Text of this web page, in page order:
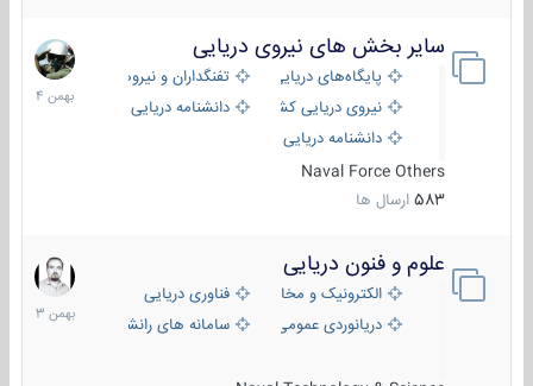
سایر بخش های نیروی دریایی
پایگاه‌های دریایی
تفنگداران و نیروهای ویژه‌ی دریایی
نیروی دریایی کشورهای مختلفدانشنامه دریایی
دانشنامه دریایی کپی
Naval Force Others
583 ارسال ها
22
بهمن
1404
علوم و فنون دریایی
الکترونیک و مخابرات دریاییفناوری دریایی
دریانوردی عمومی
سامانه های رانشی دریایی
6
بهمن
1403